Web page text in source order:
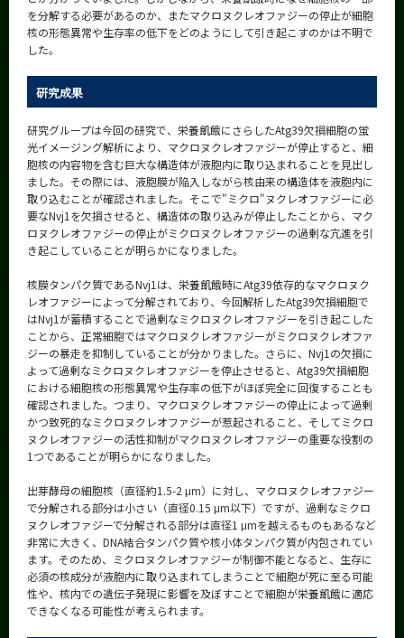
を分解する必要があるのか、またマクロヌクレオファジーの停止が細胞
核の形態異常や生存率の低下をどのようにして引き起こすのかは不明で
した。
研究成果
研究グループは今回の研究で、栄養飢餓にさらしたAtg39欠損細胞の蛍
光イメージング解析により、マクロヌクレオファジーが停止すると、細
胞核の内容物を含む巨大な構造体が液胞内に取り込まれることを見出し
ました。その際には、液胞膜が陥入しながら核由来の構造体を液胞内に
取り込むことが確認されました。そこで"ミクロ"ヌクレオファジーに必
要なNvj1を欠損させると、構造体の取り込みが停止したことから、マク
ロヌクレオファジーの停止がミクロヌクレオファジーの過剰な亢進を引
き起こしていることが明らかになりました。
核膜タンパク質であるNvj1は、栄養飢餓時にAtg39依存的なマクロヌク
レオファジーによって分解されており、今回解析したAtg39欠損細胞で
はNvj1が蓄積することで過剰なミクロヌクレオファジーを引き起こした
ことから、正常細胞ではマクロヌクレオファジーがミクロヌクレオファ
ジーの暴走を抑制していることが分かりました。さらに、Nvj1の欠損に
よって過剰なミクロヌクレオファジーを停止させると、Atg39欠損細胞
における細胞核の形態異常や生存率の低下がほぼ完全に回復することも
確認されました。つまり、マクロヌクレオファジーの停止によって過剰
かつ致死的なミクロヌクレオファジーが惹起されること、そしてミクロ
ヌクレオファジーの活性抑制がマクロヌクレオファジーの重要な役割の
1つであることが明らかになりました。
出芽酵母の細胞核（直径約1.5-2 μm）に対し、マクロヌクレオファジー
で分解される部分は小さい（直径0.15 μm以下）ですが、過剰なミクロ
ヌクレオファジーで分解される部分は直径1 μmを越えるものもあるなど
非常に大きく、DNA結合タンパク質や核小体タンパク質が内包されてい
ます。そのため、ミクロヌクレオファジーが制御不能となると、生存に
必須の核成分が液胞内に取り込まれてしまうことで細胞が死に至る可能
性や、核内での遺伝子発現に影響を及ぼすことで細胞が栄養飢餓に適応
できなくなる可能性が考えられます。